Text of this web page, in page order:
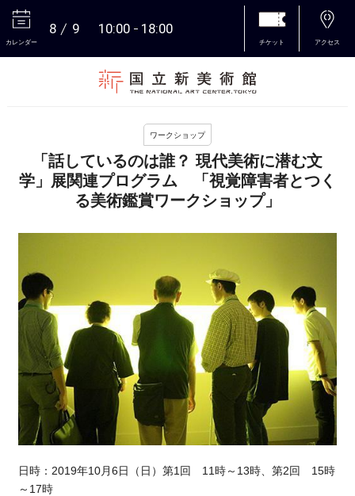
カレンダー
8 9 10:00 18:00
チケット アクセス
ワークショップ
「話しているのは誰？ 現代美術に潜む文
学」展関連プログラム 「視覚障害者とつく
る美術鑑賞ワークショップ」
日時：2019年10月6日（日）第1回 11時～13時、第2回 15時
～17時